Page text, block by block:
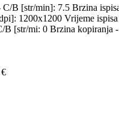
C/B [str/min]: 7.5 Brzina
1200x1200 Vrijeme ispisa
B [str/mi: 0 Brzina kopiranja -